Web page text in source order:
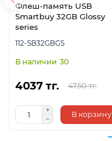
Флеш-память USB
Smartbuy 32GB Glossy
series
112-SB32GBGS
30
4037 тг. 4750 тг.
В корзину